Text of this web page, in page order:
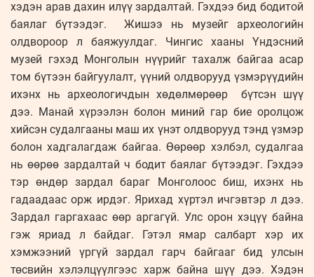
хэдэн арав дахин илүү зардалтай. Гэхдээ бид бодитой
баялаг бүтээдэг. Жишээ нь музейг археологийн
олдвороор л баяжуулдаг. Чингис хааны Үндэсний
музей гэхэд Монголын нүүрийг тахалж байгаа асар
том бүтээн байгуулалт, үүний олдворууд үзмэрүүдийн
ихэнх нь археологичдын хөдөлмөрөөр бүтсэн шүү
дээ. Манай хүрээлэн болон миний гар бие оролцож
хийсэн судалгааны маш их үнэт олдворууд тэнд үзмэр
болон хадгалагдаж байгаа. Өөрөөр хэлбэл, судалгаа
нь өөрөө зардалтай ч бодит баялаг бүтээдэг. Гэхдээ
тэр өндөр зардал бараг Монголоос биш, ихэнх нь
гадаадаас орж ирдэг. Ярихад хүртэл ичгэвтэр л дээ.
Зардал гаргахаас өөр аргагүй. Улс орон хэцүү байна
гэж яриад л байдаг. Гэтэл ямар салбарт хэр их
хэмжээний үргүй зардал гарч байгааг бид улсын
төсвийн хэлэлцүүлгээс харж байна шүү дээ. Хэдэн